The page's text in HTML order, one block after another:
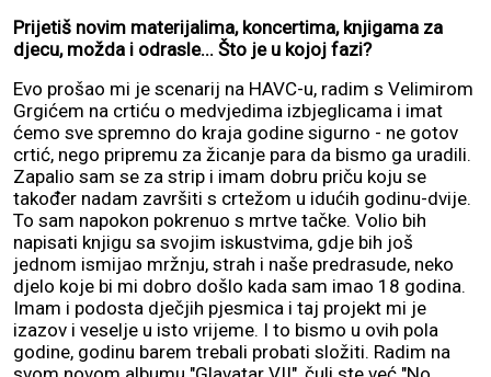
Prijetiš novim materijalima, koncertima, knjigama za
djecu, možda i odrasle... Što je u kojoj fazi?
Evo prošao mi je scenarij na HAVC-u, radim s Velimirom
Grgićem na crtiću o medvjedima izbjeglicama i imat
ćemo sve spremno do kraja godine sigurno - ne gotov
crtić, nego pripremu za žicanje para da bismo ga uradili.
Zapalio sam se za strip i imam dobru priču koju se
također nadam završiti s crtežom u idućih godinu-dvije.
To sam napokon pokrenuo s mrtve tačke. Volio bih
napisati knjigu sa svojim iskustvima, gdje bih još
jednom ismijao mržnju, strah i naše predrasude, neko
djelo koje bi mi dobro došlo kada sam imao 18 godina.
Imam i podosta dječjih pjesmica i taj projekt mi je
izazov i veselje u isto vrijeme. I to bismo u ovih pola
godine, godinu barem trebali probati složiti. Radim na